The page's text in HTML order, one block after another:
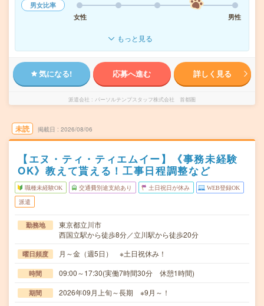
男女比率
女性
男性
もっと見る
気になる! 応募へ進む 詳しく見る
派遣会社 パーソルテンプスタッフ株式会社 首都圏
未読 掲載日 2026/08/06
【エヌ・ティ・ティエムイー】《事務未経験
OK》教えて貰える！工事日程調整など
職種未経験OK 交通費別途支給あり 土日祝日が休み WEB登録OK
派遣
勤務地
東京都立川市
西国立駅から徒歩8分／立川駅から徒歩20分
曜日頻度 月～金（週5日） ※土日祝休み！
時間 09:00～17:30(実働7時間30分 休憩1時間)
期間 2026年09月上旬～長期 ※9月～！